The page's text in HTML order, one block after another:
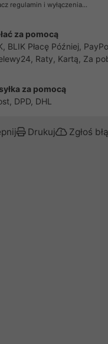
regulamin i wyłączenia...
za pomocą
BLIK Płacę Później,
Raty, Kartą, Za
za pomocą
DPD, DHL
Drukuj Zgłoś